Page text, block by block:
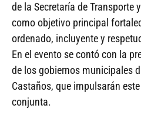
de la Secretaría de Transporte
como objetivo principal
ordenado, incluyente y
En el evento se contó con la
de los gobiernos municipales
Castaños, que impulsarán
conjunta.